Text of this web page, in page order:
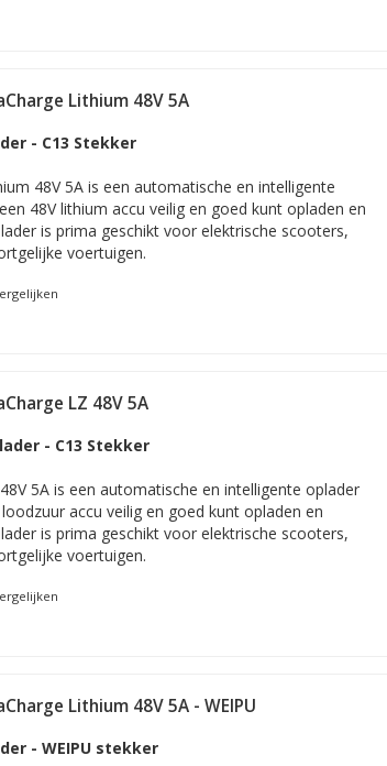
Lithium 48V 5A
- C13 Stekker
48V 5A is een automatische en intelligente
48V lithium accu veilig en goed kunt opladen en
is prima geschikt voor elektrische scooters,
voertuigen.
LZ 48V 5A
- C13 Stekker
5A is een automatische en intelligente oplader
accu veilig en goed kunt opladen en
is prima geschikt voor elektrische scooters,
voertuigen.
Lithium 48V 5A - WEIPU
- WEIPU stekker